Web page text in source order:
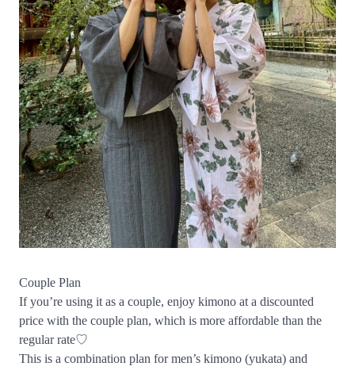
Couple Plan
If you’re using it as a couple, enjoy kimono at a discounted
price with the couple plan, which is more affordable than the
regular rate♡
This is a combination plan for men’s kimono (yukata) and